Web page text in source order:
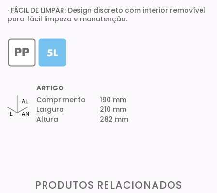
· FÁCIL DE LIMPAR: Design discreto com interior removível
para fácil limpeza e manutenção.
ARTIGO
Comprimento
Largura
Altura
190 mm
210 mm
282 mm
PRODUTOS RELACIONADOS